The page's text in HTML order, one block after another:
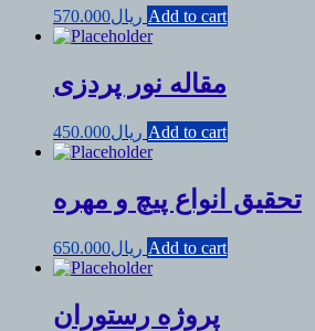
ریال570.000 Add to cart
مقاله نور پردزی
ریال450.000 Add to cart
تحقیق انواع پیچ و مهره
ریال650.000 Add to cart
پروژه رستوران